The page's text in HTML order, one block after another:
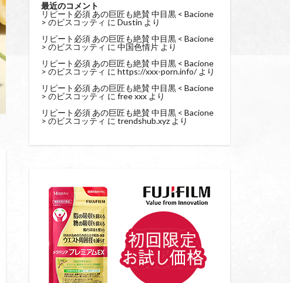
最近のコメント
リピート必須 あの巨匠も絶賛 中目黒 < Bacione
> のビスコッティ に Dustinより
リピート必須 あの巨匠も絶賛 中目黒 < Bacione
> のビスコッティ に 中国色情片 より
リピート必須 あの巨匠も絶賛 中目黒 < Bacione
> のビスコッティ に https://xxx-porn.info/より
リピート必須 あの巨匠も絶賛 中目黒 < Bacione
> のビスコッティ に free xxx より
リピート必須 あの巨匠も絶賛 中目黒 < Bacione
> のビスコッティ に trendshub.xyz より